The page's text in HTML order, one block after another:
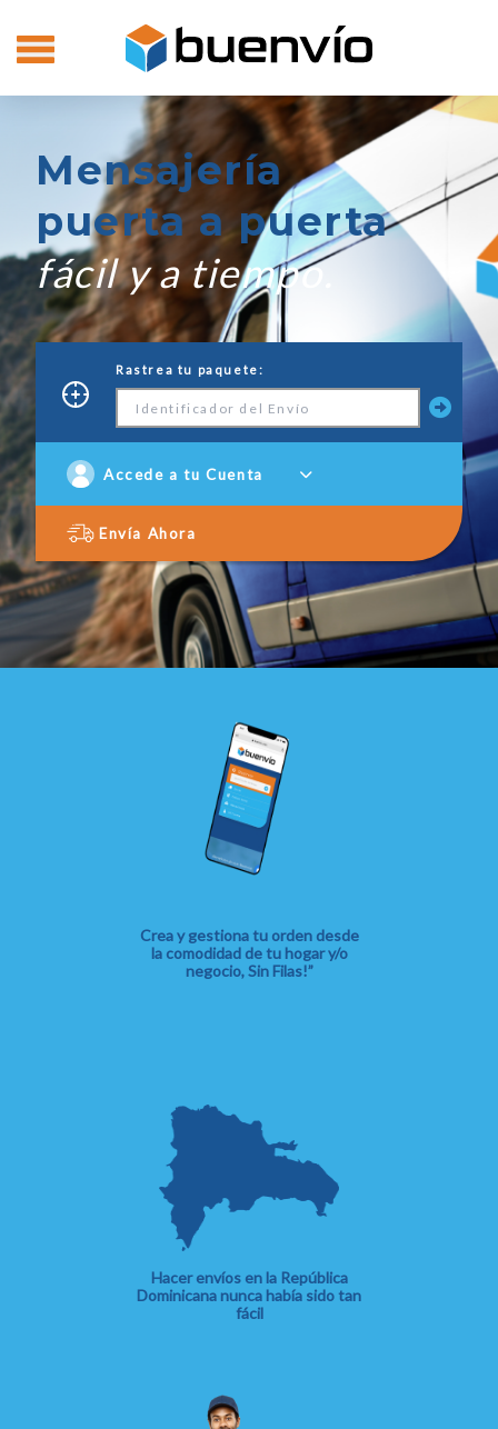
Mensajería
puerta a puerta
fácil y a tiempo.
Rastrea tu paquete:
Accede a tu Cuenta
Envía Ahora
Crea y gestiona tu orden desde
la comodidad de tu hogar y/o
negocio, Sin Filas!”
Hacer envíos en la República
Dominicana nunca había sido tan
fácil